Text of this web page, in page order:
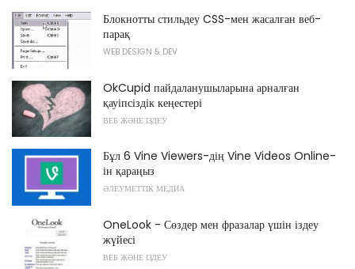
Блокнотты стильдеу CSS-мен жасалған веб-
парақ
WEB DESIGN & DEV
OkCupid пайдаланушыларына арналған
қауіпсіздік кеңестері
ВЕБ ЖӘНЕ ІЗДЕУ
Бұл 6 Vine Viewers-дің Vine Videos Online-
ін қараңыз
ӘЛЕУМЕТТІК МЕДИА
OneLook - Сөздер мен фразалар үшін іздеу
жүйесі
ВЕБ ЖӘНЕ ІЗДЕУ